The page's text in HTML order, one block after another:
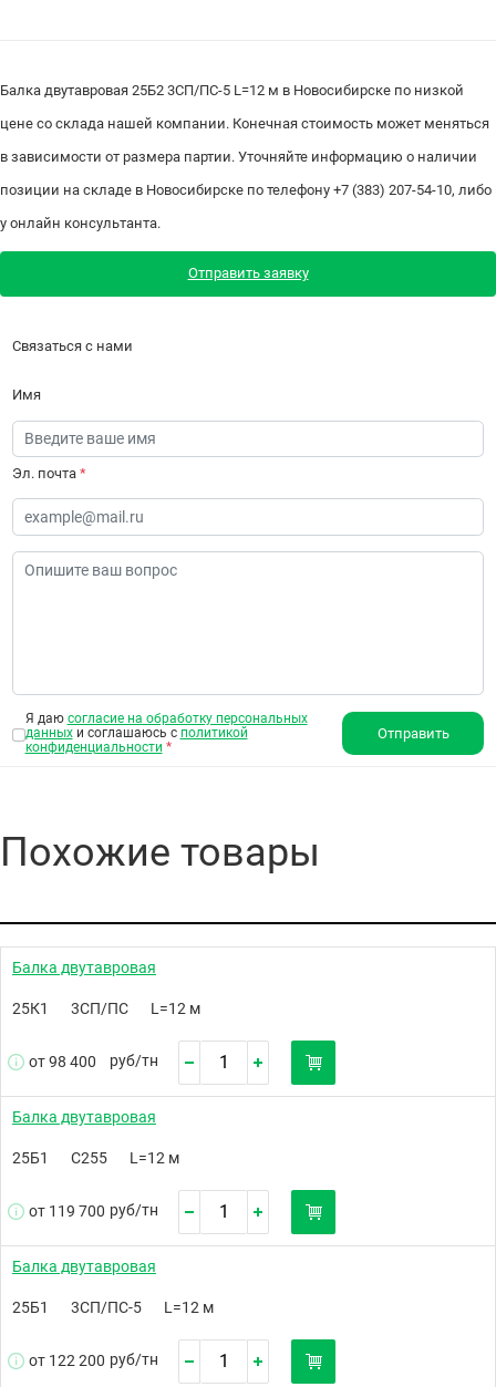
Балка двутавровая 25Б2 3СП/ПС-5 L=12 м в Новосибирске по низкой
цене со склада нашей компании. Конечная стоимость может меняться
в зависимости от размера партии. Уточняйте информацию о наличии
позиции на складе в Новосибирске по телефону +7 (383) 207-54-10, либо
у онлайн консультанта.
Отправить заявку
Связаться с нами
Имя
Эл. почта *
Я даю согласие на обработку персональных
данныхи соглашаюсь с политикой
конфиденциальности *
Отправить
Похожие товары
Балка двутавровая
25К1 3СП/ПС L=12 м
от 98 400 руб/тн
Балка двутавровая
25Б1 С255 L=12 м
от 119 700 руб/тн
Балка двутавровая
25Б1 3СП/ПС-5 L=12 м
от 122 200 руб/тн